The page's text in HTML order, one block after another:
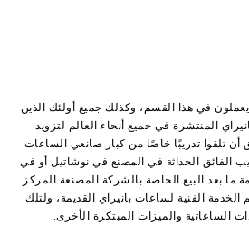
في هذا القسم، وكذلك جميع أولئك الذين
المنتشرة في جميع أنحاء العالم لتزويد
أن تلقوا تدريبًا خاصًا من كبار صانعي الساعات
الفائق الحداثة في المصنع في نوشاتيل أو في
ما بعد البيع الخاصة بالشركة المصنعة المركز
الخدمة الفنية لساعات بانيراي القديمة، ولتلك
الساعاتية والميزات المبتكرة الأخرى.